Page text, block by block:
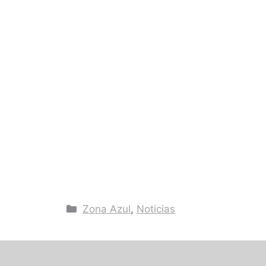
Categorías
Zona Azul, Noticias